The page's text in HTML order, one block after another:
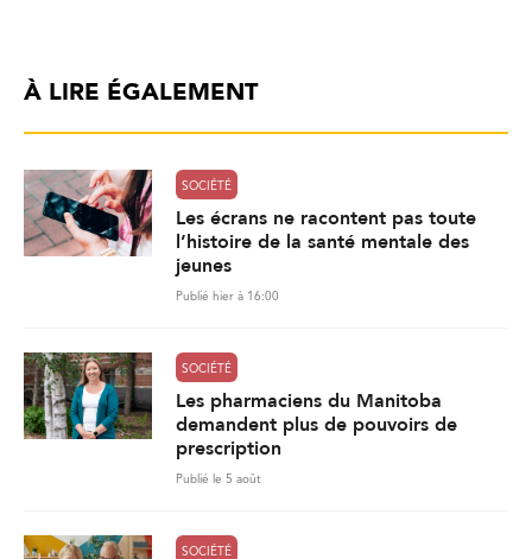
À LIRE ÉGALEMENT
SOCIÉTÉ
Les écrans ne racontent pas toute
l’histoire de la santé mentale des
jeunes
Publié hier à 16:00
SOCIÉTÉ
Les pharmaciens du Manitoba
demandent plus de pouvoirs de
prescription
Publié le 5 août
SOCIÉTÉ